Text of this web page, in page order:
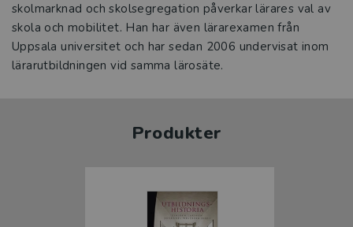
skolmarknad och skolsegregation påverkar lärares val av
skola och mobilitet. Han har även lärarexamen från
Uppsala universitet och har sedan 2006 undervisat inom
lärarutbildningen vid samma lärosäte.
Produkter